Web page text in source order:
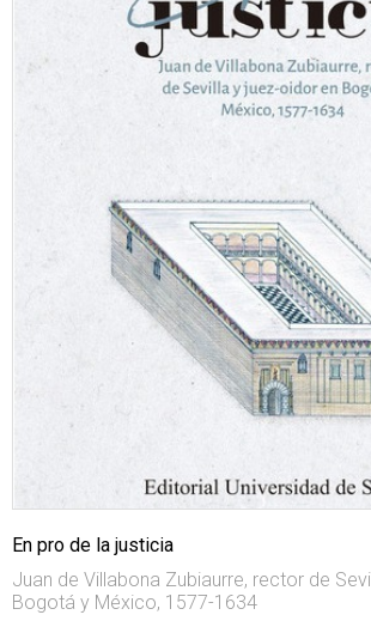
En pro de la justicia
Juan de Villabona Zubiaurre, rector de
Bogotá y México, 1577-1634